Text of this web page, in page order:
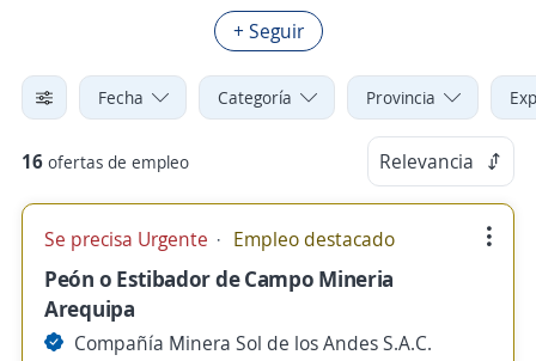
+ Seguir
Fecha Categoría Provincia
16 ofertas de empleo Relevancia
Se precisa Urgente Empleo destacado
Peón o Estibador de Campo Mineria
Arequipa
Compañía Minera Sol de los Andes S.A.C.